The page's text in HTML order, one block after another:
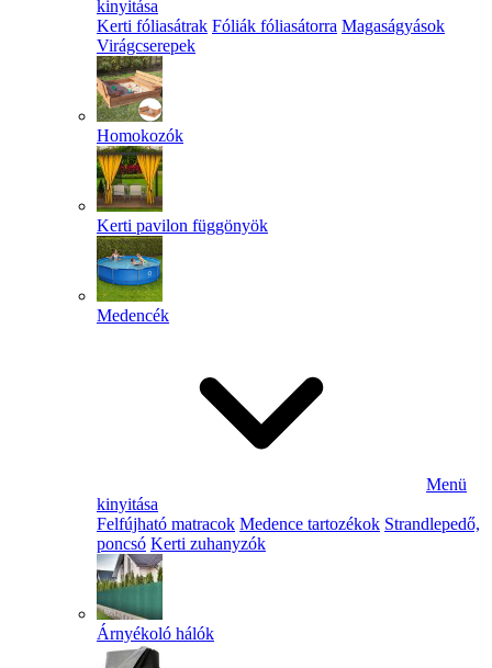
kinyitása
Kerti fóliasátrak Fóliák fóliasátorra Magaságyások
Virágcserepek
Homokozók
Kerti pavilon függönyök
Medencék
Menü
kinyitása
Felfújható matracok Medence tartozékok Strandlepedő,
poncsó Kerti zuhanyzók
Árnyékoló hálók